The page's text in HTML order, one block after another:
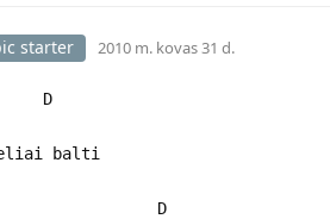
starter 2010 m. kovas 31 d.
balti
D